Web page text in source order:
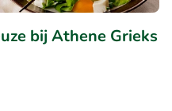
bij Athene Grieks